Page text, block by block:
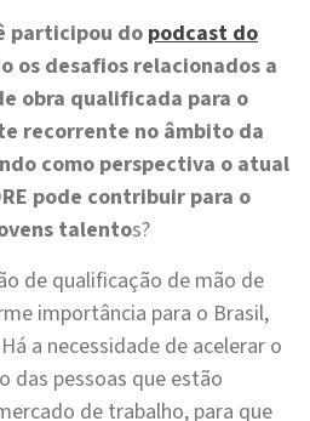
participou do podcast do
os desafios relacionados a
obra qualificada para o
recorrente no âmbito da
como perspectiva o atual
pode contribuir para o
talentos?
de qualificação de mão de
importância para o Brasil,
a necessidade de acelerar o
das pessoas que estão
de trabalho, para que